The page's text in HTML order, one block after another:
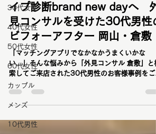
30代女性
40代女性
50代女性
60代女性
カップル
メンズ
10代男性
岡山・倉敷でメンズ診断なら｜
パーソナルカラー・骨格・顔タ
イプ診断brand new dayへ 外
見コンサルを受けた30代男性
ビフォーアフター 岡山・倉敷
い…」そんな悩みから「外見コンサル 倉敷」と
介。第一印象を変えるために大切なポイントや、